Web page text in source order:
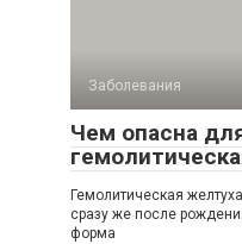
Заболевания
Чем опасна
Гемолитическая
сразу же после
форма